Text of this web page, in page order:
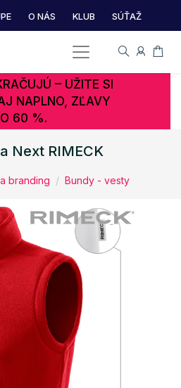
O NÁS KLUB SÚŤAŽ
– UŽITE SI
NAPLNO, ZĽAVY
60 %.
Next RIMECK
branding Bundy - vesty